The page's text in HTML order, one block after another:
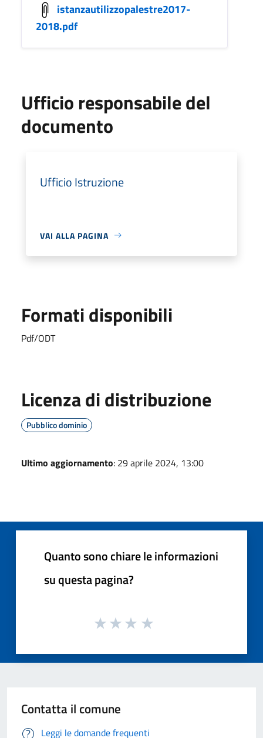
istanzautilizzopalestre2017-
2018.pdf
Ufficio responsabile del
documento
Ufficio Istruzione
VAI ALLA PAGINA
Formati disponibili
Pdf/ODT
Licenza di distribuzione
Pubblico dominio
Ultimo aggiornamento: 29 aprile 2024, 13:00
Quanto sono chiare le informazioni
su questa pagina?
Contatta il comune
Leggi le domande frequenti